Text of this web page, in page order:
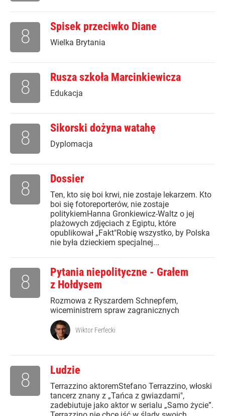
Spisek przeciwko Diane
Wielka Brytania
8
Rusza szkoła Marcinkiewicza
Edukacja
8
Sikorski dożyna watahę
Dyplomacja
8
Dossier
Ten, kto się boi krwi, nie zostaje lekarzem. Kto
boi się fotoreporterów, nie zostaje
politykiemHanna Gronkiewicz-Waltz o jej
plażowych zdjęciach z Egiptu, które
opublikował „Fakt"Robię wszystko, by Polska
nie była dzieckiem specjalnej...
8
Pytania niepolityczne - Grałem
z Hołdysem
Rozmowa z Ryszardem Schnepfem,
wiceministrem spraw zagranicznych
8
Wiktor Ferfecki
Ludzie
Terrazzino aktoremStefano Terrazzino, włoski
tancerz znany z „Tańca z gwiazdami",
zadebiutuje jako aktor w serialu „Samo życie”.
8